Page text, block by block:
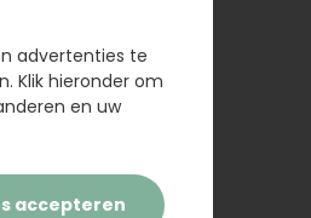
advertenties te
Klik hieronder om
en uw
accepteren